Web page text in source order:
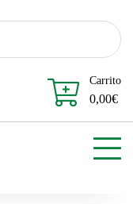
Carrito
0,00€